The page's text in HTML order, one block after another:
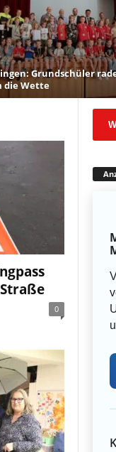
Grundschüler
die Wette
0